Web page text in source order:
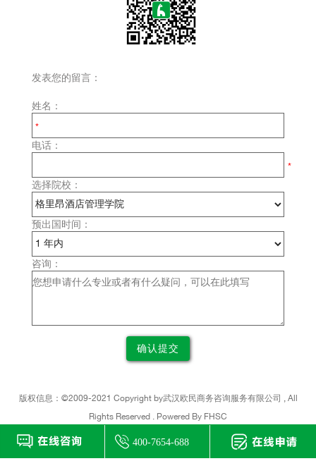
发表您的留言：
姓名：
电话：
选择院校：
预出国时间：
咨询：
版权信息：©2009-2021 Copyright by武汉欧民商务咨询服务有限公司 , All
Rights Reserved . Powered By FHSC
鄂 ICP 备 15017347 号 -1您是第 位访客